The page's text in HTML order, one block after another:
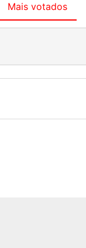
Mais votados